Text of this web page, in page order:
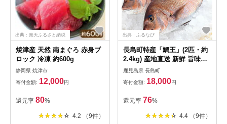
出典：楽天ふるさと納税
焼津産 天然 南まぐろ 赤身ブ
ロック 冷凍 約600g
静岡県 焼津市
寄付金額: 12,000円
還元率 80%
4.2 （9件）
出典：ふるなび
長島町特産「鯛王」(2匹・約
2.4kg) 産地直送 新鮮 旨味が
抜群の 長島町 特産品 ブラン
ド 真鯛 をまるごと 一匹 楽し
める 刺身 鯛めし 鯛茶漬け 鯛
しゃぶ 鯛刺身 鮮魚 冷蔵
【JFA】jfa-7144
鹿児島県 長島町
寄付金額: 18,000円
還元率 76%
4.4 （9件）